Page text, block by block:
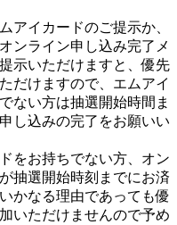
アイカードのご提示か、
ンライン申し込み完了メ
示いただけますと、優先
だけますので、エムアイ
ない方は抽選開始時間ま
し込みの完了をお願いい
をお持ちでない方、オン
抽選開始時刻までにお済
かなる理由であっても優
いただけませんので予め